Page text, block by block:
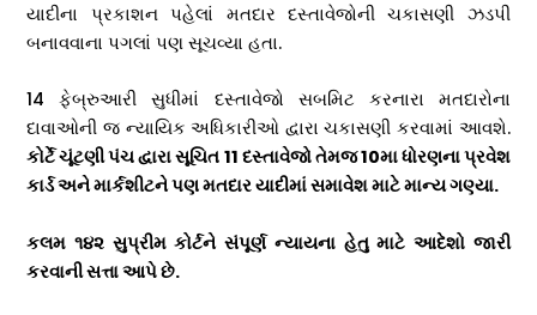
યાદીના પ્રકાશન પહેલાં મતદાર દસ્તાવેજોની ચકાસણી ઝડપી
બનાવવાના પગલાં પણ સૂચવ્યા હતા.
14 ફેબ્રુઆરી સુધીમાં દસ્તાવેજો સબમિટ કરનારા મતદારોના
દાવાઓની જ ન્યાયિક અધિકારીઓ દ્વારા ચકાસણી કરવામાં આવશે.
કોર્ટે ચૂંટણી પંચ દ્વારા સૂચિત 11 દસ્તાવેજો તેમજ10મા ધોરણના પ્રવેશ
કાર્ડ અને માર્કશીટને પણ મતદાર યાદીમાં સમાવેશ માટે માન્ય ગણ્યા.
કલમ ૧૪૨ સુપ્રીમ કોર્ટને સંપૂર્ણ ન્યાયના હેતુ માટે આદેશો જારી
કરવાની સત્તા આપે છે.